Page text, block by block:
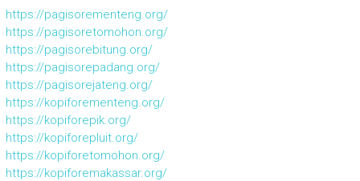
https://pagisorementeng.org/
https://pagisoretomohon.org/
https://pagisorebitung.org/
https://pagisorepadang.org/
https://pagisorejateng.org/
https://kopiforementeng.org/
https://kopiforepik.org/
https://kopiforepluit.org/
https://kopiforetomohon.org/
https://kopiforemakassar.org/